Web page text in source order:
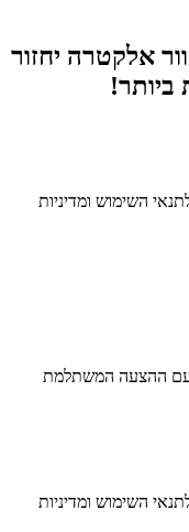
אלקטרה יחזור
השימוש ומדיניות
עם ההצעה המשתלמת
השימוש ומדיניות